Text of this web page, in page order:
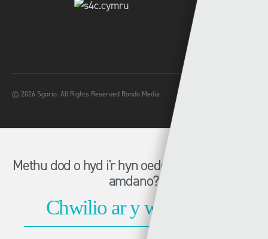
© 2026 Sgorio. All Rights Reserved Rondo Media
Methu dod o hyd i'r hyn oeddech chi'n chwilio
amdano?